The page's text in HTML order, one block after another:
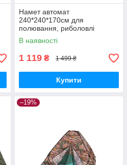
Намет автомат
240*240*170см для
полювання, риболовлі
туризму
В наявності
1 119 ₴ 1 499 ₴
Купити
–19%